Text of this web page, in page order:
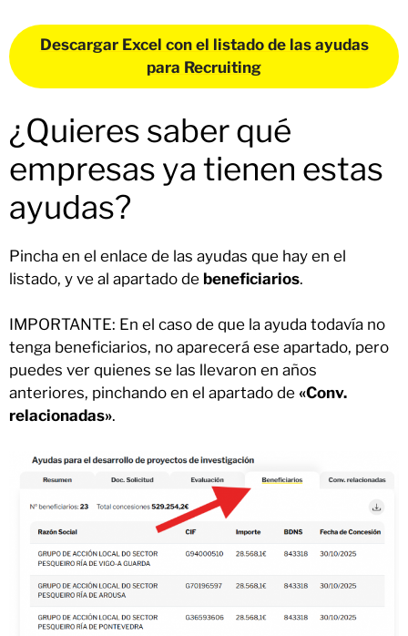
Descargar Excel con el listado de las ayudas
para Recruiting
¿Quieres saber qué
empresas ya tienen estas
ayudas?
Pincha en el enlace de las ayudas que hay en el
listado, y ve al apartado de beneficiarios.
IMPORTANTE: En el caso de que la ayuda todavía no
tenga beneficiarios, no aparecerá ese apartado, pero
puedes ver quienes se las llevaron en años
anteriores, pinchando en el apartado de «Conv.
relacionadas».